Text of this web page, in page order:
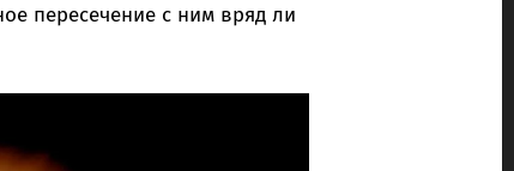
пересечение с ним вряд ли